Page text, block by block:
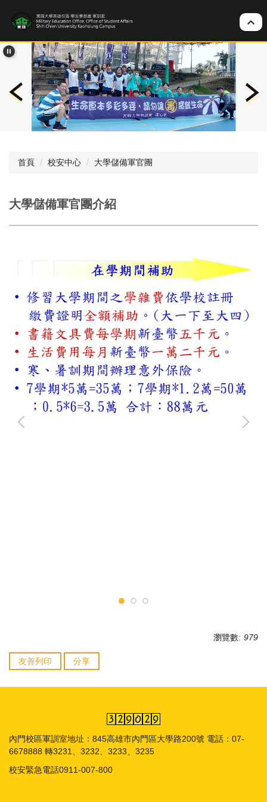
到
要
內
首頁 校安中心 大學儲備軍官團
大學儲備軍官團介紹
瀏覽數: 979
友善列印 分享
內門校區軍訓室地址：845高雄市內門區大學路200號 電話：07-
6678888 轉3231、3232、3233、3235
校安緊急電話0911-007-800